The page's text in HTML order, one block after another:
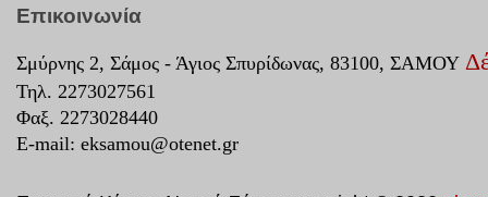
Επικοινωνία
Σμύρνης 2, Σάμος - Άγιος Σπυρίδωνας, 83100, ΣΑΜΟΥ
Τηλ. 2273027561
Φαξ. 2273028440
E-mail: eksamou@otenet.gr